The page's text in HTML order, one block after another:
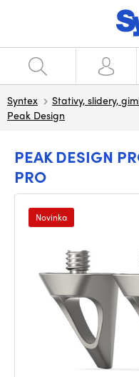
Syntex Stativy, slidery,
Peak Design
PEAK DESIGN
PRO
Novinka